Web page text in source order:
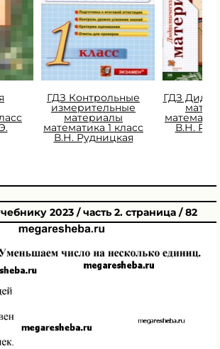
ГДЗ Контрольные
измерительные
материалы
математика 1 класс
В.Н. Рудницкая
ГДЗ
В.Н.
2023 / часть 2. страница / 82